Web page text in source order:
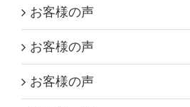
お客様の声
お客様の声
お客様の声